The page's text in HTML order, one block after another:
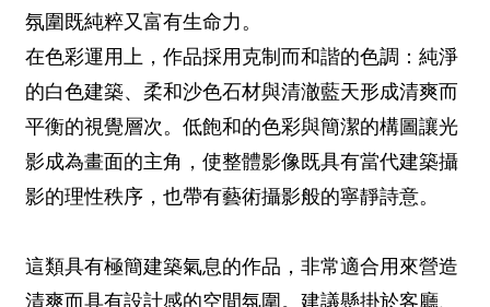
氛圍既純粹又富有生命力。
在色彩運用上，作品採用克制而和諧的色調：純淨
的白色建築、柔和沙色石材與清澈藍天形成清爽而
平衡的視覺層次。低飽和的色彩與簡潔的構圖讓光
影成為畫面的主角，使整體影像既具有當代建築攝
影的理性秩序，也帶有藝術攝影般的寧靜詩意。
這類具有極簡建築氣息的作品，非常適合用來營造
清爽而具有設計感的空間氛圍。建議懸掛於客廳、